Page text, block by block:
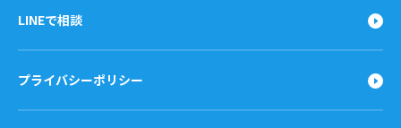
LINEで相談
プライバシーポリシー